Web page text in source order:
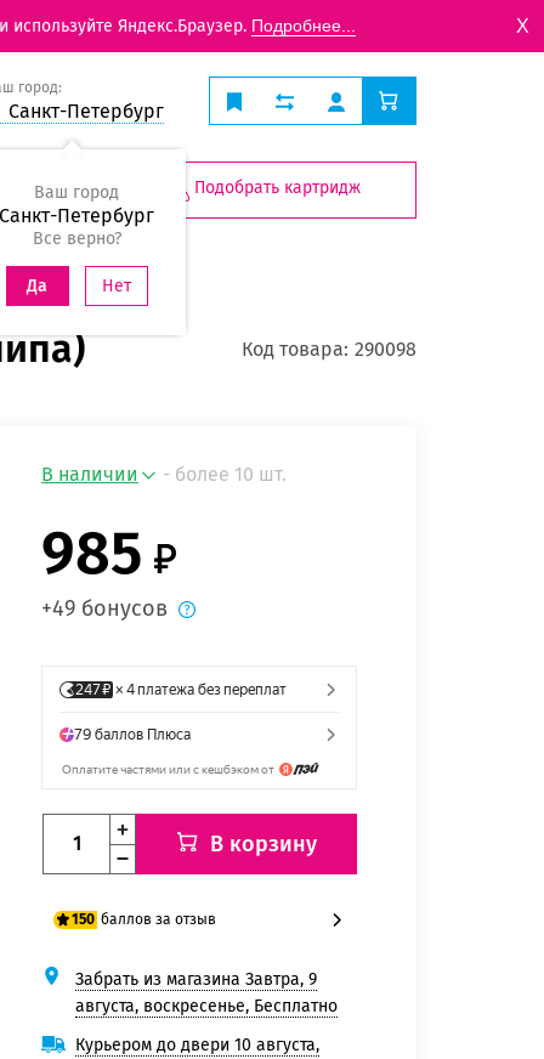
Яндекс.Браузер. Подробнее... X
город:
Санкт-Петербург
Ваш город
Санкт-Петербург
Все верно?
Да Нет
Подобрать картридж
Код товара: 290098
В наличии - более 10 шт.
985
+49 бонусов
В корзину
150 баллов за отзыв
125 баллов
150 баллов
Забрать из магазина Завтра, 9
августа, воскресенье, Бесплатно
Курьером до двери 10 августа,